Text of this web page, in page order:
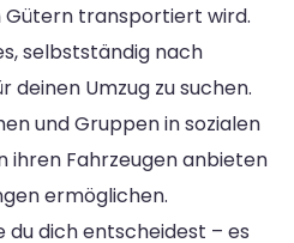
transportiert wird.
selbstständig nach
Umzug zu suchen.
und Gruppen in sozialen
ihren Fahrzeugen anbieten
ermöglichen.
du dich entscheidest – es